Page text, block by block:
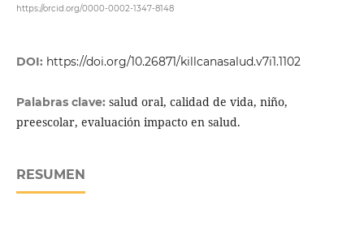
https://orcid.org/0000-0002-1347-8148
DOI: https://doi.org/10.26871/killcanasalud.v7i1.1102
Palabras clave: salud oral, calidad de vida, niño,
preescolar, evaluación impacto en salud.
RESUMEN